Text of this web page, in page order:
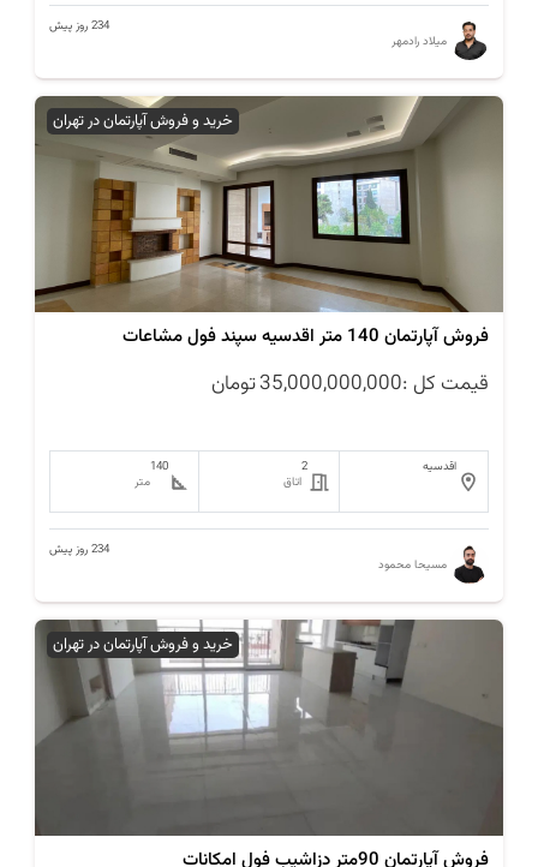
میلاد رادمهر
234 روز پیش
خرید و فروش آپارتمان در تهران
فروش آپارتمان 140 متر اقدسیه سپند فول مشاعات
قیمت کل :35,000,000,000تومان
اقدسیه
2
اتاق
140
متر
مسیحا محمود
234 روز پیش
خرید و فروش آپارتمان در تهران
فروش آپارتمان 90متر دزاشیب فول امکانات